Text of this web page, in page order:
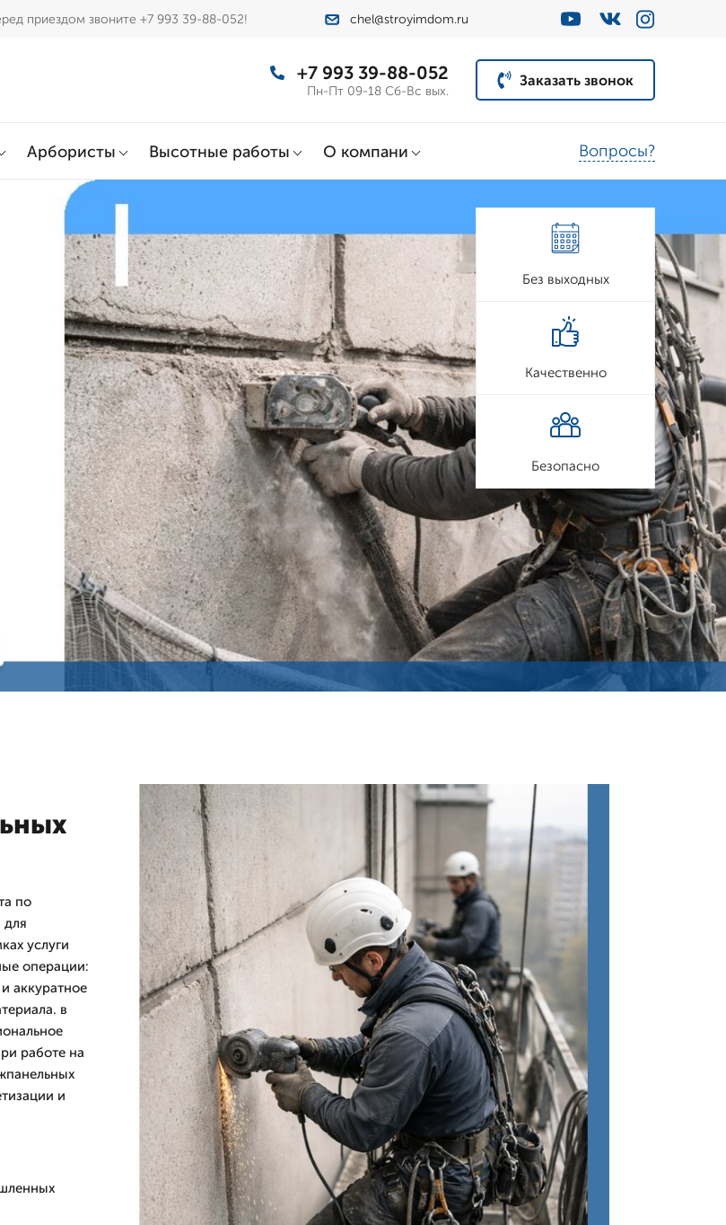
приездом звоните +7 993 39-88-052! chel@stroyimdom.ru
+7 993 39-88-052
Пн-Пт 09-18 Сб-Вс вых.
Заказать звонок
Арбористы Высотные работы О компани Вопросы?
Без выходных
Качественно
Безопасно
по
для
услуги
операции:
аккуратное
в
работе на
и